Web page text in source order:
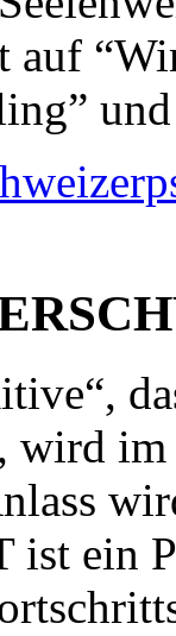
auf
wird
ist ein